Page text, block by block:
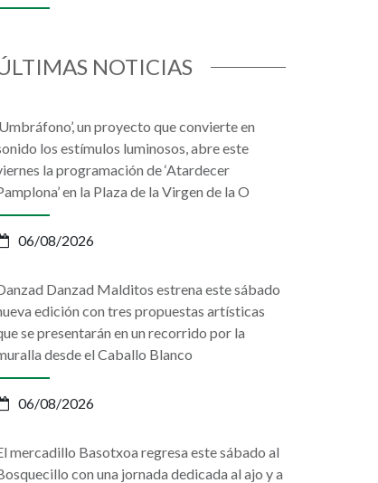
NOTICIAS
un proyecto que convierte en
los estímulos luminosos, abre este
la programación de ‘Atardecer
en la Plaza de la Virgen de la O
06/08/2026
Danzad Malditos estrena este sábado
edición con tres propuestas artísticas
se presentarán en un recorrido por la
desde el Caballo Blanco
06/08/2026
mercadillo Basotxoa regresa este sábado al
con una jornada dedicada al ajo y a